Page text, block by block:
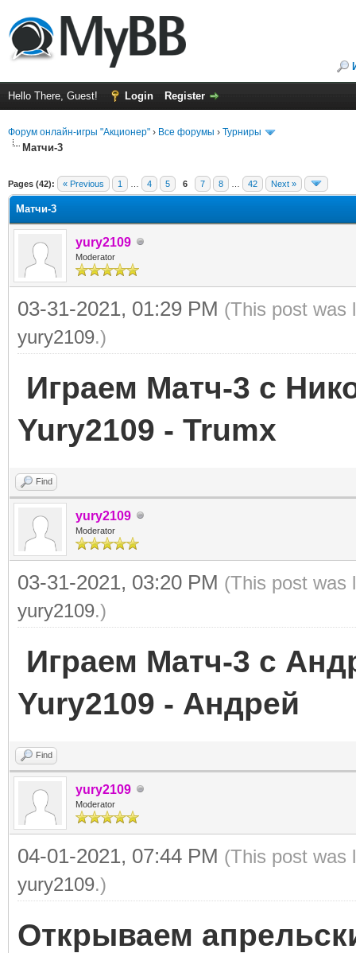
Hello There, Guest! Login Register
Форум онлайн-игры "Акционер" › Все форумы › Турниры
Матчи-3
Pages (42): « Previous 1 4 5 6 7 8 42 Next »
Матчи-3
yury2109
Moderator
03-31-2021, 01:29 PM (This post was
yury2109.)
Играем Матч-
Yury2109 - Trumx
Find
yury2109
Moderator
03-31-2021, 03:20 PM (This post was
yury2109.)
Играем Матч-
Yury2109 - Андрей
Find
yury2109
Moderator
04-01-2021, 07:44 PM (This post was
yury2109.)
Открываем